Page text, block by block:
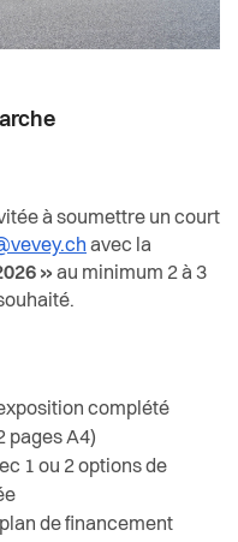
à soumettre un court
avec la
» au minimum 2 à 3
complété
pages A4)
1 ou 2 options de
de financement